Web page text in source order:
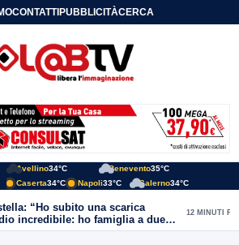
CONTATTIPUBBLICITÀCERCA
Avellino34°C Benevento35°C
Caserta34°C Napoli33°C Salerno34°C
“Ho subito una scarica
incredibile: ho famiglia a due
dal Calore”
12 MINUTI FA